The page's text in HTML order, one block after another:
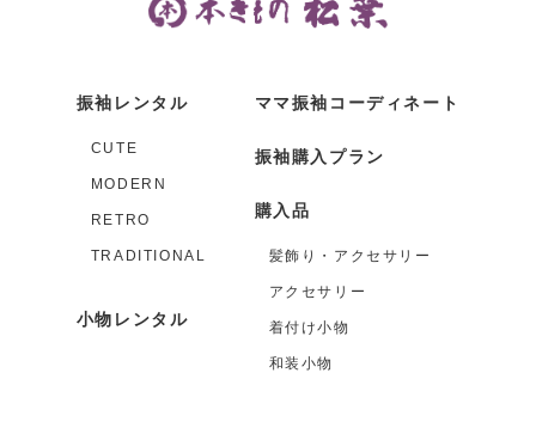
振袖レンタル
CUTE
MODERN
RETRO
TRADITIONAL
小物レンタル
ママ振袖コーディネート
振袖購入プラン
購入品
髪飾り・アクセサリー
アクセサリー
着付け小物
和装小物